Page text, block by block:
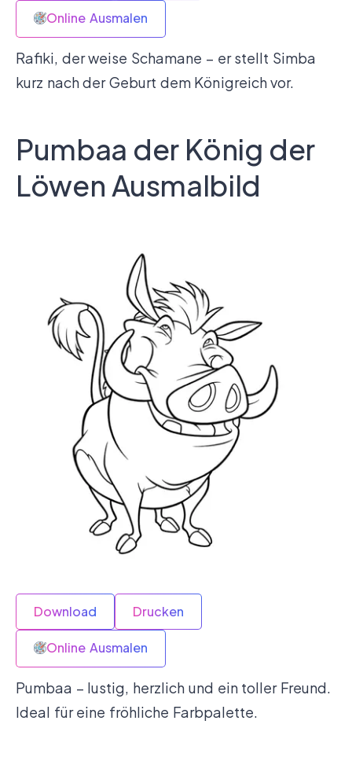
Online Ausmalen
Rafiki, der weise Schamane – er stellt Simba
kurz nach der Geburt dem Königreich vor.
Pumbaa der König der
Löwen Ausmalbild
Download Drucken
Online Ausmalen
Pumbaa – lustig, herzlich und ein toller Freund.
Ideal für eine fröhliche Farbpalette.